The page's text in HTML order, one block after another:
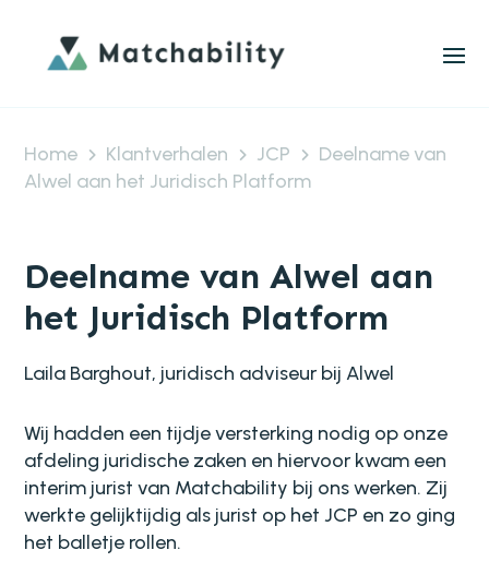
Home Klantverhalen JCP
Deelname van
Alwel aan het Juridisch Platform
Deelname van Alwel aan
het Juridisch Platform
Laila Barghout, juridisch adviseur bij Alwel
Wij hadden een tijdje versterking nodig op onze
afdeling juridische zaken en hiervoor kwam een
interim jurist van Matchability bij ons werken. Zij
werkte gelijktijdig als jurist op het JCP en zo ging
het balletje rollen.